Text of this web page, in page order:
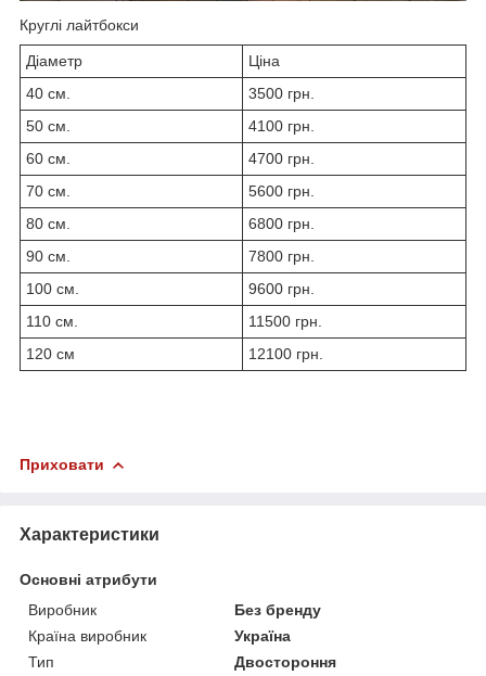
Круглі лайтбокси
Діаметр
Ціна
40 см.
3500 грн.
50 см.
4100 грн.
60 см.
4700 грн.
70 см.
5600 грн.
80 см.
6800 грн.
90 см.
7800 грн.
100 см.
9600 грн.
110 см.
11500 грн.
120 см
12100 грн.
Приховати
Характеристики
Основні атрибути
Виробник
Без бренду
Країна виробник
Україна
Тип
Двостороння